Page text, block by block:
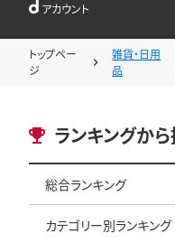
アカウント
トップペー
ジ
雑貨・日用
品
ランキングか
総合ランキング
カテゴリー別ランキング